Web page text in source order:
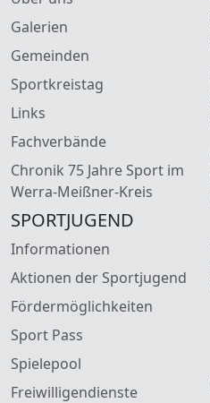
Galerien
Gemeinden
Sportkreistag
Links
Fachverbände
Chronik 75 Jahre Sport im
Werra-Meißner-Kreis
SPORTJUGEND
Informationen
Aktionen der Sportjugend
Fördermöglichkeiten
Sport Pass
Spielepool
Freiwilligendienste